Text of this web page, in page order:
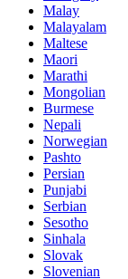
Malay
Malayalam
Maltese
Maori
Marathi
Mongolian
Burmese
Nepali
Norwegian
Pashto
Persian
Punjabi
Serbian
Sesotho
Sinhala
Slovak
Slovenian